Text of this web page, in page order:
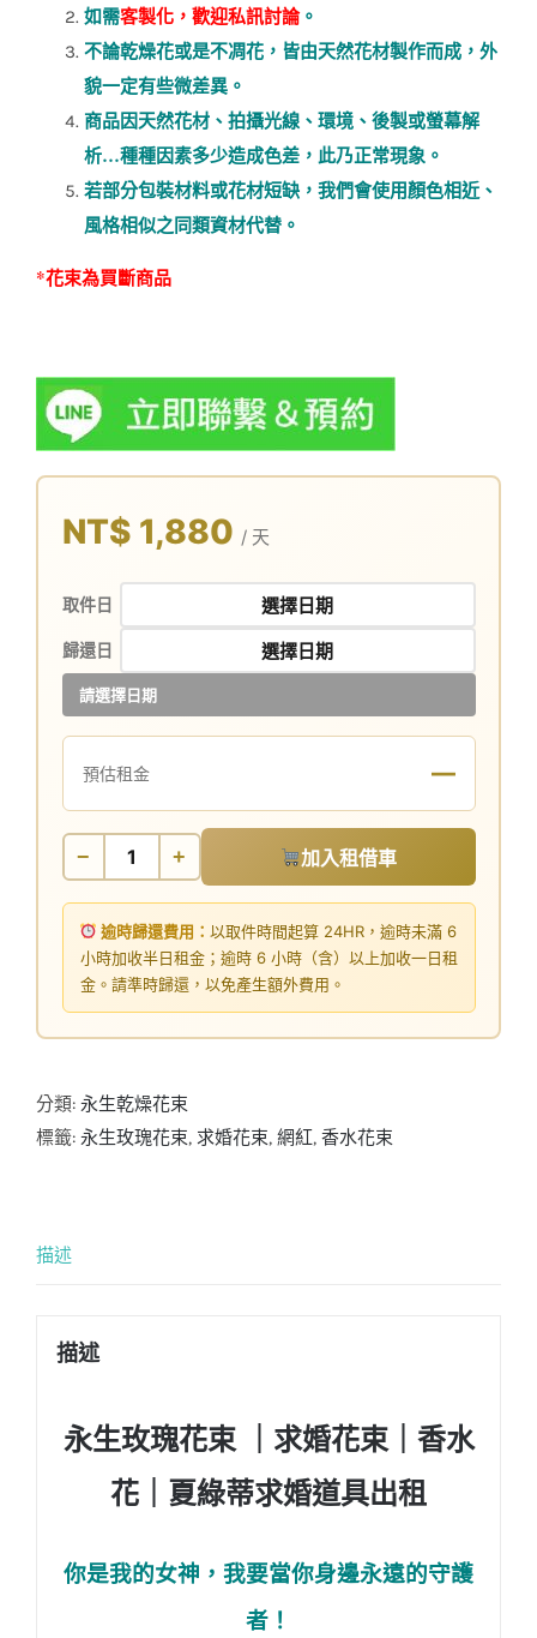
如需客製化，歡迎私訊討論。
不論乾燥花或是不凋花，皆由天然花材製作而成，外
貌一定有些微差異。
商品因天然花材、拍攝光線、環境、後製或螢幕解
析…種種因素多少造成色差，此乃正常現象。
若部分包裝材料或花材短缺，我們會使用顏色相近、
風格相似之同類資材代替。
*花束為買斷商品
NT$ 1,880 / 天
取件日
歸還日
請選擇日期
預估租金 —
− + 加入租借車
逾時歸還費用：以取件時間起算 24HR，逾時未滿 6
小時加收半日租金；逾時 6 小時（含）以上加收一日租
金。請準時歸還，以免產生額外費用。
分類: 永生乾燥花束
標籤: 永生玫瑰花束, 求婚花束, 網紅, 香水花束
描述
描述
永生玫瑰花束 ｜求婚花束｜香水
花｜夏綠蒂求婚道具出租
你是我的女神，我要當你身邊永遠的守護
者！